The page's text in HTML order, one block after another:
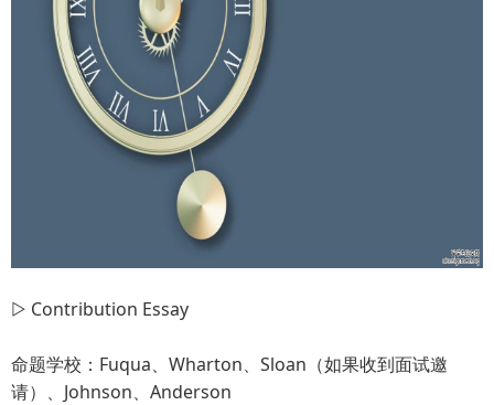
▷ Contribution Essay
命题学校：Fuqua、Wharton、Sloan（如果收到面试邀
请）、Johnson、Anderson